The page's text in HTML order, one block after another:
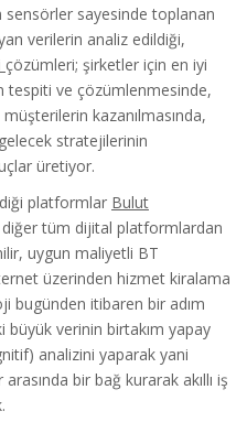
sayesinde toplanan
verilerin analiz edildiği,
çözümleri; şirketler için en iyi
tespiti ve çözümlenmesinde,
kazanılmasında,
stratejilerinin
üretiyor.
platformlar Bulut
diğer tüm dijital platformlardan
uygun maliyetli BT
üzerinden hizmet kiralama
bugünden itibaren bir adım
verinin birtakım yapay
analizini yaparak yani
bir bağ kurarak akıllı iş